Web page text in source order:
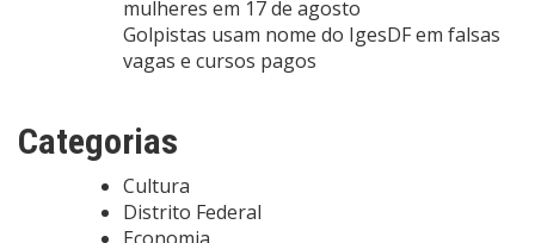
mulheres em 17 de agosto
Golpistas usam nome do IgesDF em falsas
vagas e cursos pagos
Categorias
Cultura
Distrito Federal